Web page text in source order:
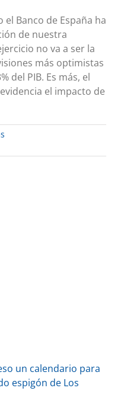
Banco de España ha
de nuestra
no va a ser la
más optimistas
del PIB. Es más, el
el impacto de
un calendario para
espigón de Los